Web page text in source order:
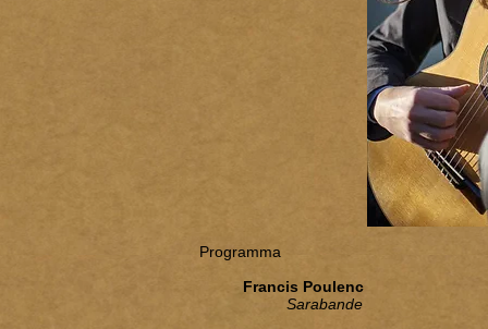
Programma
Francis Poulenc
Sarabande